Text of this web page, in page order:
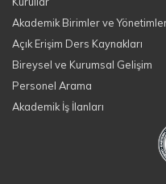
Akademik Birimler ve
Açık Erişim Ders Kaynakları
Bireysel ve Kurumsal Gelişim
Personel Arama
Akademik İş İlanları